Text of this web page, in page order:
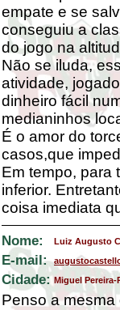
empate e se
conseguiu a
do jogo na
Não se iluda,
atividade,
dinheiro fácil
medianinhos
É o amor do
casos,que
Em tempo, para
inferior.
coisa imediata
Nome: Luiz Augusto
E-mail:
Cidade: Miguel Pereira-
Penso a mesma